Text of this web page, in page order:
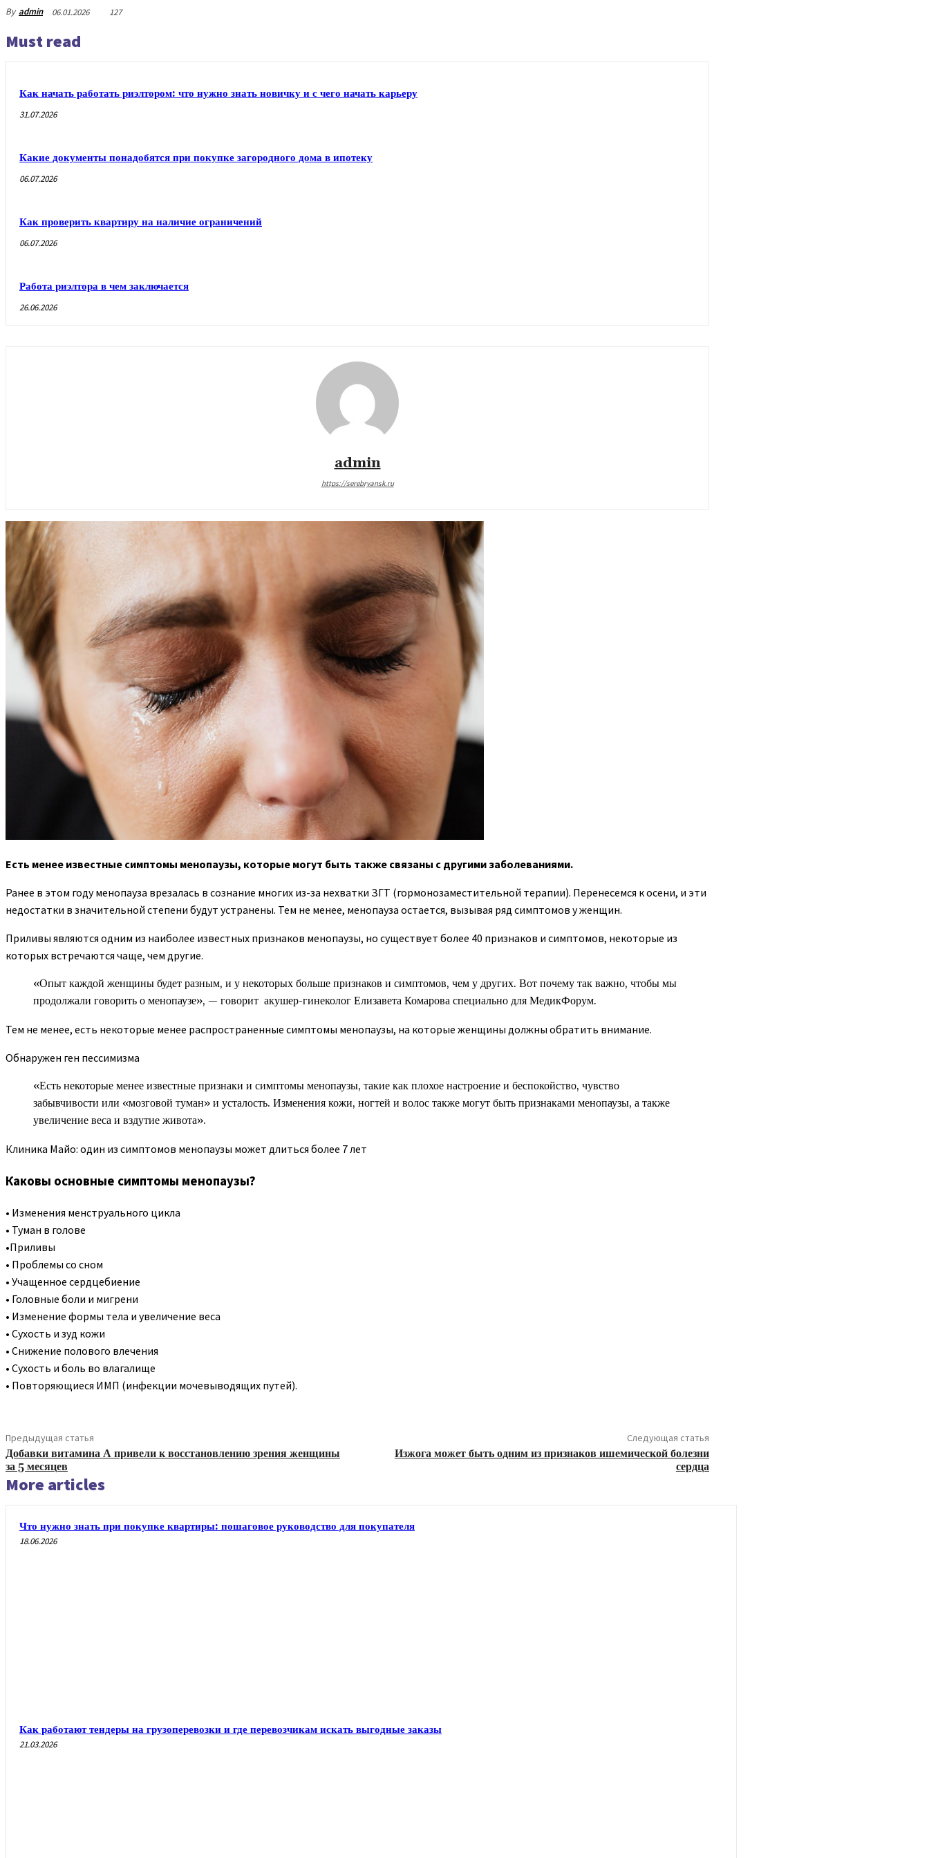
By admin 06.01.2026 127
Must read
Как начать работать риэлтором: что нужно знать новичку и с чего начать карьеру
31.07.2026
Какие документы понадобятся при покупке загородного дома в ипотеку
06.07.2026
Как проверить квартиру на наличие ограничений
06.07.2026
Работа риэлтора в чем заключается
26.06.2026
admin
https://serebryansk.ru
Есть менее известные симптомы менопаузы, которые могут быть также связаны с другими заболеваниями.
Ранее в этом году менопауза врезалась в сознание многих из-за нехватки ЗГТ (гормонозаместительной терапии). Перенесемся к осени, и эти
недостатки в значительной степени будут устранены. Тем не менее, менопауза остается, вызывая ряд симптомов у женщин.
Приливы являются одним из наиболее известных признаков менопаузы, но существует более 40 признаков и симптомов, некоторые из
которых встречаются чаще, чем другие.
«Опыт каждой женщины будет разным, и у некоторых больше признаков и симптомов, чем у других. Вот почему так важно, чтобы мы
продолжали говорить о менопаузе», — говорит акушер-гинеколог Елизавета Комарова специально для МедикФорум.
Тем не менее, есть некоторые менее распространенные симптомы менопаузы, на которые женщины должны обратить внимание.
Обнаружен ген пессимизма
«Есть некоторые менее известные признаки и симптомы менопаузы, такие как плохое настроение и беспокойство, чувство
забывчивости или «мозговой туман» и усталость. Изменения кожи, ногтей и волос также могут быть признаками менопаузы, а также
увеличение веса и вздутие живота».
Клиника Майо: один из симптомов менопаузы может длиться более 7 лет
Каковы основные симптомы менопаузы?
• Изменения менструального цикла
• Туман в голове
•Приливы
• Проблемы со сном
• Учащенное сердцебиение
• Головные боли и мигрени
• Изменение формы тела и увеличение веса
• Сухость и зуд кожи
• Снижение полового влечения
• Сухость и боль во влагалище
• Повторяющиеся ИМП (инфекции мочевыводящих путей).
Предыдущая статья
Добавки витамина А привели к восстановлению зрения женщины
за 5 месяцев
Следующая статья
Изжога может быть одним из признаков ишемической болезни
сердца
More articles
Что нужно знать при покупке квартиры: пошаговое руководство для покупателя
18.06.2026
Как работают тендеры на грузоперевозки и где перевозчикам искать выгодные заказы
21.03.2026